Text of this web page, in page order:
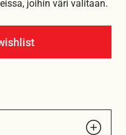
joihin väri valitaan.